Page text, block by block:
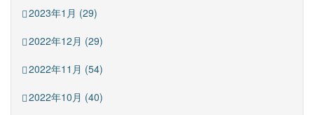
2023年1月 (29)
2022年12月 (29)
2022年11月 (54)
2022年10月 (40)